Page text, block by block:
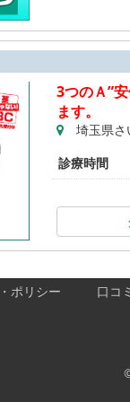
3つのＡ”
ます。
埼玉県
診療時間
ポリシー 口コ